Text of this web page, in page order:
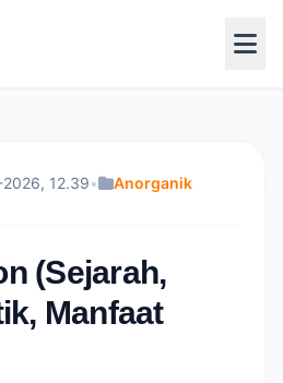
12.39• Anorganik
(Sejarah,
Manfaat